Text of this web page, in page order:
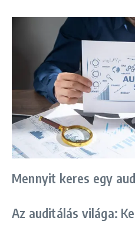
Mennyit keres egy
Az auditálás világa: